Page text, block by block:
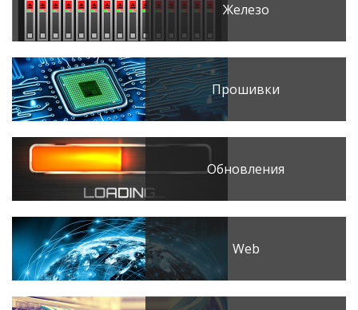
Железо
Прошивки
Обновления
Web